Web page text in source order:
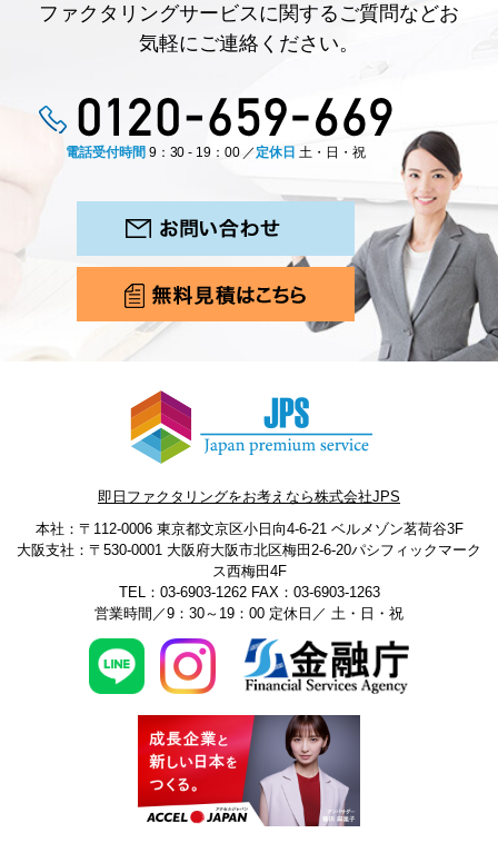
ファクタリングサービスに関するご質問などお
気軽にご連絡ください。
電話受付時間 9：30 - 19：00 ／ 定休日 土・日・祝
即日ファクタリングをお考えなら株式会社JPS
本社：〒112-0006 東京都文京区小日向4-6-21 ベルメゾン茗荷谷3F
大阪支社：〒530-0001 大阪府大阪市北区梅田2-6-20パシフィックマーク
ス西梅田4F
TEL：03-6903-1262FAX：03-6903-1263
営業時間／9：30～19：00 定休日／ 土・日・祝